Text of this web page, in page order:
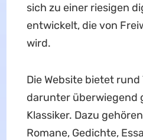
sich zu einer riesigen
entwickelt, die von
wird.
Die Website bietet
darunter überwiegend
Klassiker. Dazu
Romane, Gedichte,